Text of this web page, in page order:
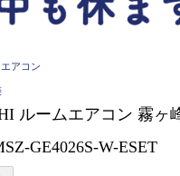
アコン
ルームエアコン 霧ヶ
GE4026S-W-ESET